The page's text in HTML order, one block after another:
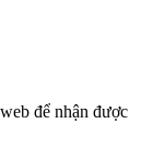
để nhận được